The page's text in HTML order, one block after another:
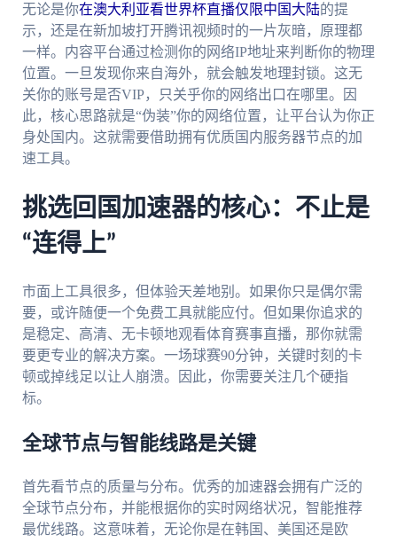
无论是你在澳大利亚看世界杯直播仅限中国大陆的提
示，还是在新加坡打开腾讯视频时的一片灰暗，原理都
一样。内容平台通过检测你的网络IP地址来判断你的物理
位置。一旦发现你来自海外，就会触发地理封锁。这无
关你的账号是否VIP，只关乎你的网络出口在哪里。因
此，核心思路就是“伪装”你的网络位置，让平台认为你正
身处国内。这就需要借助拥有优质国内服务器节点的加
速工具。
挑选回国加速器的核心：不止是
“连得上”
市面上工具很多，但体验天差地别。如果你只是偶尔需
要，或许随便一个免费工具就能应付。但如果你追求的
是稳定、高清、无卡顿地观看体育赛事直播，那你就需
要更专业的解决方案。一场球赛90分钟，关键时刻的卡
顿或掉线足以让人崩溃。因此，你需要关注几个硬指
标。
全球节点与智能线路是关键
首先看节点的质量与分布。优秀的加速器会拥有广泛的
全球节点分布，并能根据你的实时网络状况，智能推荐
最优线路。这意味着，无论你是在韩国、美国还是欧